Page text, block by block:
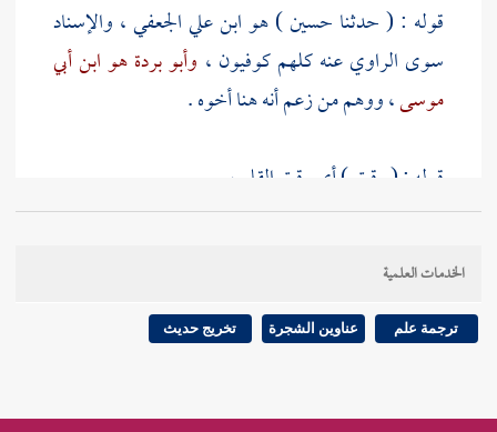
قوله : ( حدثنا حسين) هو ابن علي الجعفي ، والإسناد
سوى الراوي عنه كلهم كوفيون ، وأبو بردة هو ابن أبي
موسى، ووهم من زعم أنه هنا أخوه .
قوله : ( رقيق ) أي رقيق القلب .
قوله : ( لم يستطع ) أي من البكاء .
قوله : ( فأتاه الرسول ) هو بلال.
قوله : ( فصلى بالناس في حياة رسول الله - صلى الله عليه
الخدمات العلمية
ترجمة علم عناوين الشجرة تخريج حديث